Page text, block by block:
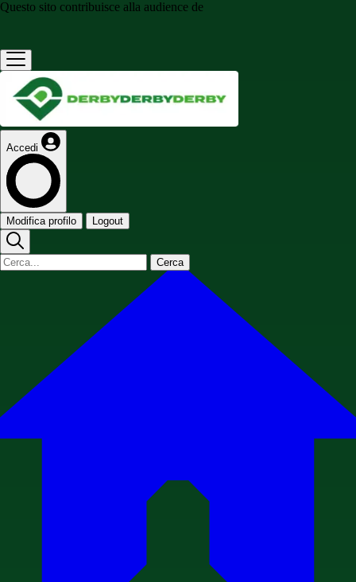
Questo sito contribuisce alla audience de
Accedi
Modifica profilo Logout
Cerca